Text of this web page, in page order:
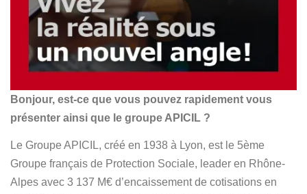
Bonjour, est-ce que vous pouvez rapidement vous
présenter ainsi que le groupe APICIL ?
Le Groupe APICIL, créé en 1938 à Lyon, est le 5ème
Groupe français de Protection Sociale, leader en Rhône-
Alpes avec 3 137 M€ d’encaissement de cotisations en